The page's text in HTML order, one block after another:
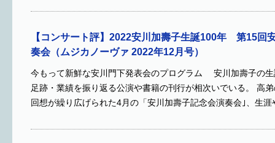
【コンサート評】2022安川加壽子生誕100年 第15回
奏会（ムジカノーヴァ 2022年12月号）
今もって新鮮な安川門下発表会のプログラム 安川加壽子の
足跡・業績を振り返る公演や書籍の刊行が相次いでいる。 高
回想が繰り広げられた4月の「安川加壽子記念会演奏会｣、生